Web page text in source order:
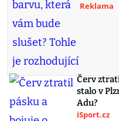
Reklama
Červ
stalo v
Adu?
iSport.cz